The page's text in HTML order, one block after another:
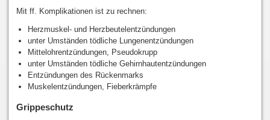
Mit ff. Komplikationen ist zu rechnen:
Herzmuskel- und Herzbeutelentzündungen
unter Umständen tödliche Lungenentzündungen
Mittelohrentzündungen, Pseudokrupp
unter Umständen tödliche Gehirnhautentzündungen
Entzündungen des Rückenmarks
Muskelentzündungen, Fieberkrämpfe
Grippeschutz